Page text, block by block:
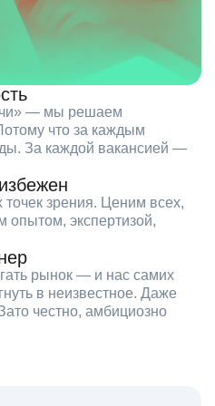
— мы решаем
что за каждым
За каждой вакансией —
зрения. Ценим всех,
опытом, экспертизой,
рынок — и нас самих
в неизвестное. Даже
честно, амбициозно